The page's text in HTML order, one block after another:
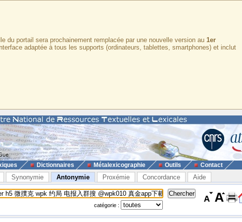
portail sera prochainement remplacée par une nouvelle version au 1er
adaptée à tous les supports (ordinateurs, tablettes, smartphones) et inclut
Dictionnaires Métalexicographie Outils Contact
Synonymie Antonymie Proxémie Concordance Aide
catégorie :